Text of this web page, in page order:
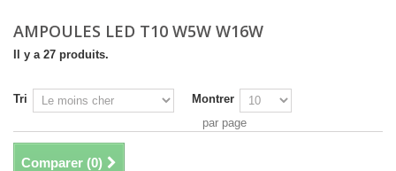
AMPOULES LED T10 W5W W16W
Il y a 27 produits.
Tri
Montrer
par page
Comparer (0)